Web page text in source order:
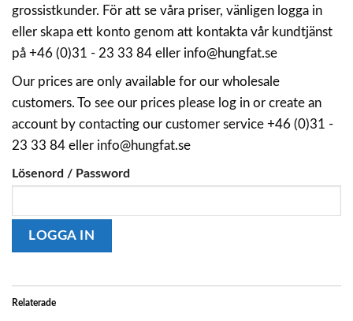
grossistkunder. För att se våra priser, vänligen logga in
eller skapa ett konto genom att kontakta vår kundtjänst
på +46 (0)31 - 23 33 84 eller info@hungfat.se
Our prices are only available for our wholesale
customers. To see our prices please log in or create an
account by contacting our customer service +46 (0)31 -
23 33 84 eller info@hungfat.se
Lösenord / Password
Relaterade